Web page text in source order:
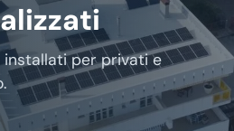
per privati e